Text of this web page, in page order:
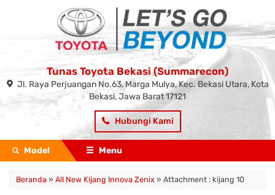
Tunas Toyota Bekasi (Summarecon)
Jl. Raya Perjuangan No.63, Marga Mulya, Kec. Bekasi Utara, Kota
Bekasi, Jawa Barat 17121
Hubungi Kami
Model Menu
Beranda » All New Kijang Innova Zenix » Attachment : kijang 10